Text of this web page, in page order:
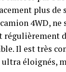
plus
4WD,
régulièrement
Il est très
éloignés,